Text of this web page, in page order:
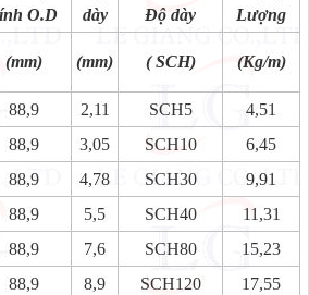
O.D
dày
Độ dày
Lượng
(mm) (mm) ( SCH) (Kg/m)
88,9 2,11 SCH5
4,51
88,9 3,05 SCH10
6,45
88,9 4,78 SCH30
9,91
88,9 5,5 SCH40
11,31
88,9 7,6 SCH80
15,23
88,9 8,9 SCH120
17,55